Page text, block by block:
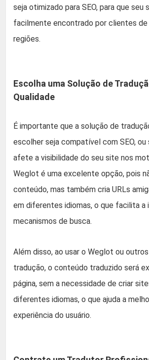
seja otimizado para SEO, para que seu
facilmente encontrado por clientes
regiões.
Escolha uma Solução de
Qualidade
É importante que a solução de
escolher seja compatível com SEO, ou
afete a visibilidade do seu site nos
Weglot é uma excelente opção, pois
conteúdo, mas também cria URLs
em diferentes idiomas, o que facilita a
mecanismos de busca.
Além disso, ao usar o Weglot ou
tradução, o conteúdo traduzido será
página, sem a necessidade de criar
diferentes idiomas, o que ajuda a
experiência do usuário.